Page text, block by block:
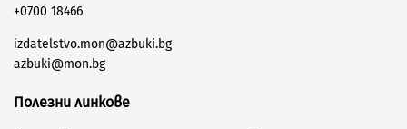
+0700 18466
izdatelstvo.mon@azbuki.bg
azbuki@mon.bg
Полезни линкове